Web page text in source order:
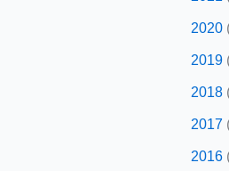
2020
2019
2018
2017
2016